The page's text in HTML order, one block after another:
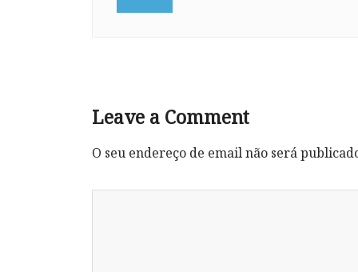
Leave a Comment
O seu endereço de email não será